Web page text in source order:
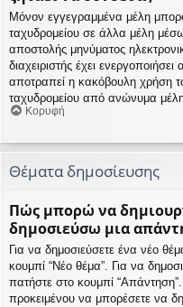
Μόνον εγγεγραμμένα μέλη
ταχυδρομείου σε άλλα μέλη
αποστολής μηνύματος
διαχειριστής έχει
αποτραπεί η κακόβουλη χρήση
ταχυδρομείου από ανώνυμα
Κορυφή
Θέματα δημοσίευσης
Πώς μπορώ να
δημοσιεύσω μια
Για να δημοσιεύσετε ένα νέο
κουμπί “Νέο θέμα”. Για να
πατήστε στο κουμπί
προκειμένου να μπορέσετε να